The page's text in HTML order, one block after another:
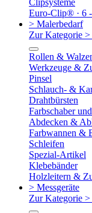
Euro-Clip® · 6
> Malerbedarf
Zur Kategorie
Rollen &
Werkzeuge &
Pinsel
Schlauch- &
Drahtbürsten
Farbschaber
Abdecken &
Farbwannen &
Schleifen
Spezial-Artikel
Klebebänder
Holzleitern &
> Messgeräte
Zur Kategorie >